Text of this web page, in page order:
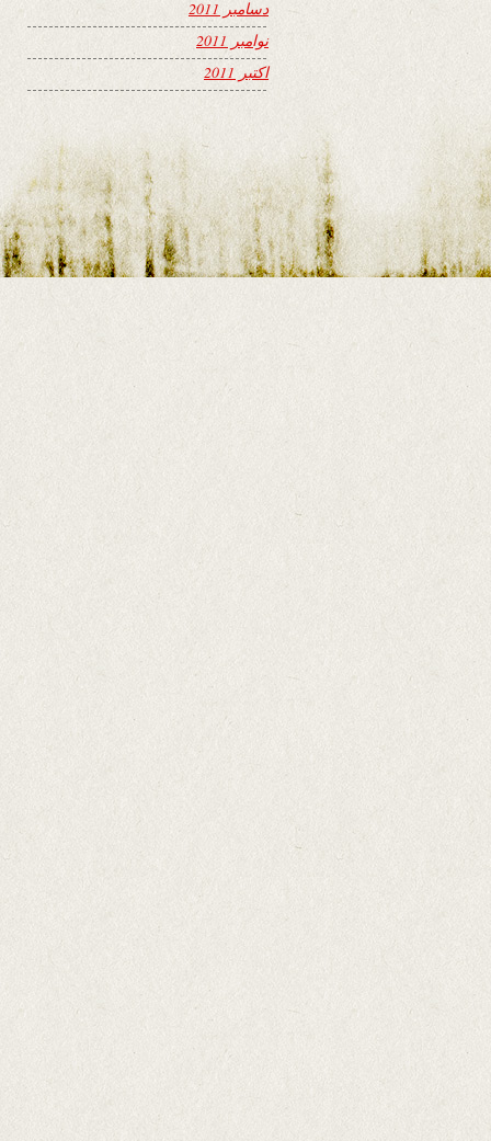
دسامبر 2011
نوامبر 2011
اکتبر 2011